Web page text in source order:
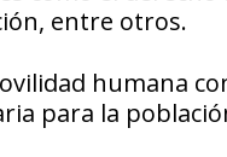
entre otros.
humana
para la